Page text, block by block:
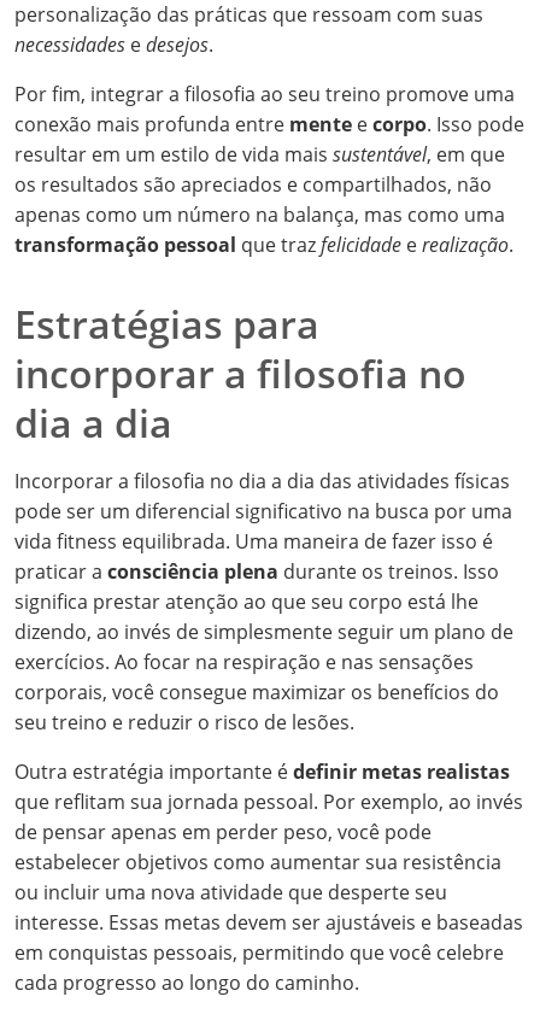
personalização das práticas que ressoam com suas
necessidades edesejos.
Por fim, integrar a filosofia ao seu treino promove uma
conexão mais profunda entre mente ecorpo. Isso pode
resultar em um estilo de vida mais sustentável, em que
os resultados são apreciados e compartilhados, não
apenas como um número na balança, mas como uma
transformação pessoal que trazfelicidade erealização.
Estratégias para
incorporar a filosofia no
dia a dia
Incorporar a filosofia no dia a dia das atividades físicas
pode ser um diferencial significativo na busca por uma
vida fitness equilibrada. Uma maneira de fazer isso é
praticar a consciência plena durante os treinos. Isso
significa prestar atenção ao que seu corpo está lhe
dizendo, ao invés de simplesmente seguir um plano de
exercícios. Ao focar na respiração e nas sensações
corporais, você consegue maximizar os benefícios do
seu treino e reduzir o risco de lesões.
Outra estratégia importante édefinir metas realistas
que reflitam sua jornada pessoal. Por exemplo, ao invés
de pensar apenas em perder peso, você pode
estabelecer objetivos como aumentar sua resistência
ou incluir uma nova atividade que desperte seu
interesse. Essas metas devem ser ajustáveis e baseadas
em conquistas pessoais, permitindo que você celebre
cada progresso ao longo do caminho.